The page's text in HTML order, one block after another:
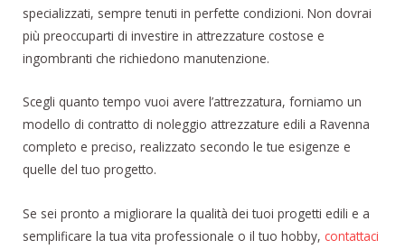
specializzati, sempre tenuti in perfette condizioni. Non dovrai
più preoccuparti di investire in attrezzature costose e
ingombranti che richiedono manutenzione.
Scegli quanto tempo vuoi avere l’attrezzatura, forniamo un
modello di contratto di noleggio attrezzature edili a Ravenna
completo e preciso, realizzato secondo le tue esigenze e
quelle del tuo progetto.
Se sei pronto a migliorare la qualità dei tuoi progetti edili e a
semplificare la tua vita professionale o il tuo hobby, contattaci